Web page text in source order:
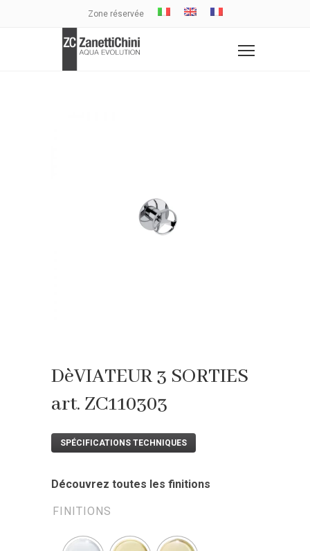
Zone réservée
DèVIATEUR 3 SORTIES
art. ZC110303
SPÉCIFICATIONS TECHNIQUES
Découvrez toutes les finitions
FINITIONS